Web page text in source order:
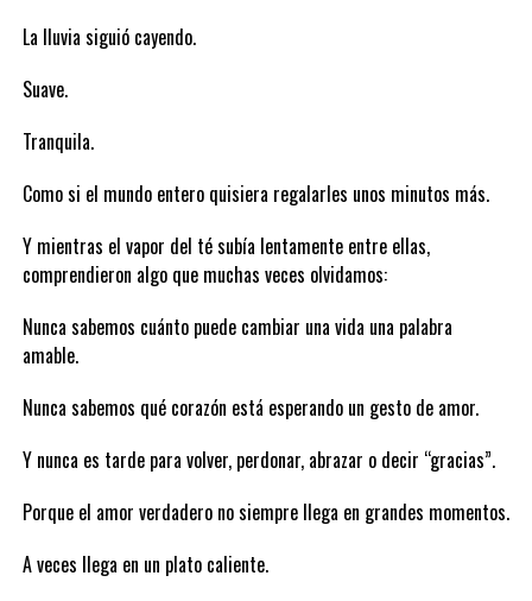
La lluvia siguió cayendo.
Suave.
Tranquila.
Como si el mundo entero quisiera regalarles unos minutos más.
Y mientras el vapor del té subía lentamente entre ellas,
comprendieron algo que muchas veces olvidamos:
Nunca sabemos cuánto puede cambiar una vida una palabra
amable.
Nunca sabemos qué corazón está esperando un gesto de amor.
Y nunca es tarde para volver, perdonar, abrazar o decir “gracias”.
Porque el amor verdadero no siempre llega en grandes momentos.
A veces llega en un plato caliente.